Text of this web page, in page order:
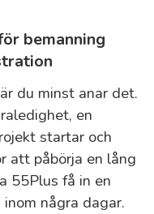
bemanning
du minst anar det.
en
startar och
att påbörja en lång
55Plus få in en
några dagar.